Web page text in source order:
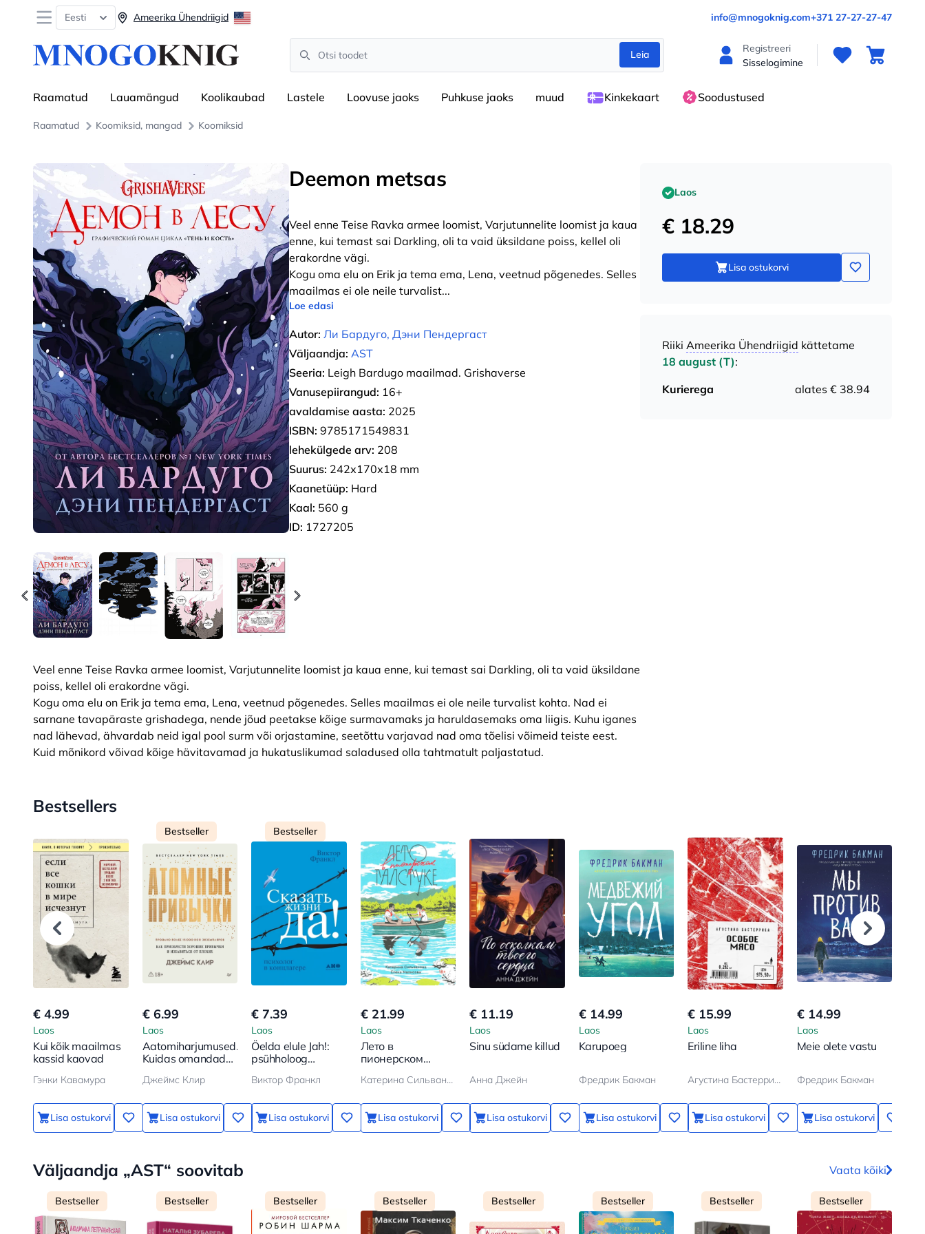
Open menu
Eesti Ameerika Ühendriigid info@mnogoknig.com+371 27-27-27-47
Search
Leia
Registreeri
Sisselogimine
Raamatud Lauamängud Koolikaubad Lastele Loovuse jaoks Puhkuse jaoks muud Kinkekaart Soodustused
Raamatud Koomiksid, mangad Koomiksid
Deemon metsas
Veel enne Teise Ravka armee loomist, Varjutunnelite loomist ja kaua
enne, kui temast sai Darkling, oli ta vaid üksildane poiss, kellel oli
erakordne vägi.
Kogu oma elu on Erik ja tema ema, Lena, veetnud põgenedes. Selles
maailmas ei ole neile turvalist...
Loe edasi
Autor: Ли Бардуго, Дэни Пендергаст
Väljaandja: AST
Seeria: Leigh Bardugo maailmad. Grishaverse
Vanusepiirangud: 16+
avaldamise aasta: 2025
ISBN: 9785171549831
lehekülgede arv: 208
Suurus: 242х170х18 mm
Kaanetüüp: Hard
Kaal: 560 g
ID: 1727205
Veel enne Teise Ravka armee loomist, Varjutunnelite loomist ja kaua enne, kui temast sai Darkling, oli ta vaid üksildane
poiss, kellel oli erakordne vägi.
Kogu oma elu on Erik ja tema ema, Lena, veetnud põgenedes. Selles maailmas ei ole neile turvalist kohta. Nad ei
sarnane tavapäraste grishadega, nende jõud peetakse kõige surmavamaks ja haruldasemaks oma liigis. Kuhu iganes
nad lähevad, ähvardab neid igal pool surm või orjastamine, seetõttu varjavad nad oma tõelisi võimeid teiste eest.
Kuid mõnikord võivad kõige hävitavamad ja hukatuslikumad saladused olla tahtmatult paljastatud.
Laos
€ 18.29
Lisa ostukorvi
Riiki Ameerika Ühendriigid kättetame
18 august (T):
Kurierega
alates € 38.94
Bestsellers
€ 4.99
Laos
Kui kõik maailmas
kassid kaovad
Гэнки Кавамура
Lisa ostukorvi
Bestseller
€ 6.99
Laos
Aatomiharjumused.
Kuidas omandada
vabaneda
Джеймс Клир
Lisa ostukorvi
Bestseller
€ 7.39
Laos
Öelda elule Jah!:
psühholoog
Виктор Франкл
Lisa ostukorvi
€ 21.99
Laos
Лето в
пионерском
Катерина Сильванова, Елена Малисова
Lisa ostukorvi
€ 11.19
Laos
Sinu südame killud
Анна Джейн
Lisa ostukorvi
€ 14.99
Laos
Karupoeg
Фредрик Бакман
Lisa ostukorvi
€ 15.99
Laos
Eriline liha
Агустина Бастеррика
Lisa ostukorvi
€ 14.99
Laos
Meie olete vastu
Фредрик Бакман
Lisa ostukorvi
Väljaandja „AST“ soovitab Vaata kõiki
Bestseller Bestseller Bestseller Bestseller Bestseller Bestseller Bestseller Bestseller